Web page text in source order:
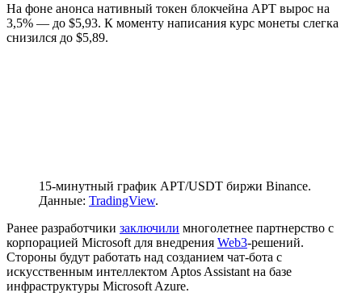
На фоне анонса нативный токен блокчейна APT вырос на
3,5% — до $5,93. К моменту написания курс монеты слегка
снизился до $5,89.
15-минутный график APT/USDT биржи Binance.
Данные: TradingView.
Ранее разработчики заключили многолетнее партнерство с
корпорацией Microsoft для внедрения Web3-решений.
Стороны будут работать над созданием чат-бота с
искусственным интеллектом Aptos Assistant на базе
инфраструктуры Microsoft Azure.